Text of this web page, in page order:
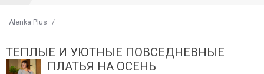
Alenka Plus /
ТЕПЛЫЕ И УЮТНЫЕ ПОВСЕДНЕВНЫЕ
ПЛАТЬЯ НА ОСЕНЬ